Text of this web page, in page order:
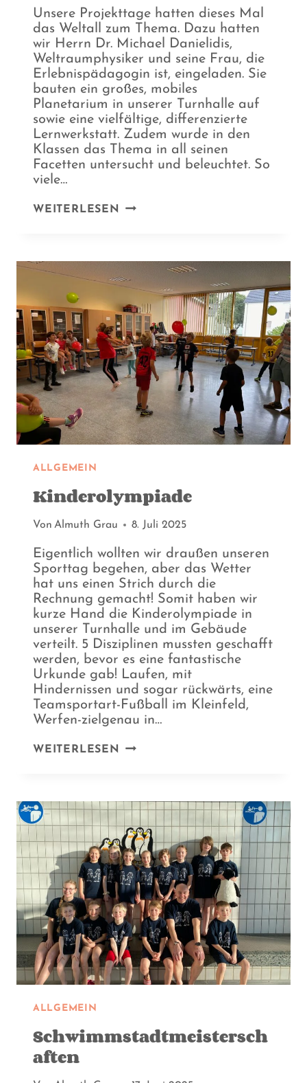
Unsere Projekttage hatten dieses Mal
das Weltall zum Thema. Dazu hatten
wir Herrn Dr. Michael Danielidis,
Weltraumphysiker und seine Frau, die
Erlebnispädagogin ist, eingeladen. Sie
bauten ein großes, mobiles
Planetarium in unserer Turnhalle auf
sowie eine vielfältige, differenzierte
Lernwerkstatt. Zudem wurde in den
Klassen das Thema in all seinen
Facetten untersucht und beleuchtet. So
viele…
WEITERLESEN WELTRAUM
ALLGEMEIN
Kinderolympiade
Von Almuth Grau 8. Juli 2025
Eigentlich wollten wir draußen unseren
Sporttag begehen, aber das Wetter
hat uns einen Strich durch die
Rechnung gemacht! Somit haben wir
kurze Hand die Kinderolympiade in
unserer Turnhalle und im Gebäude
verteilt. 5 Disziplinen mussten geschafft
werden, bevor es eine fantastische
Urkunde gab! Laufen, mit
Hindernissen und sogar rückwärts, eine
Teamsportart-Fußball im Kleinfeld,
Werfen-zielgenau in…
WEITERLESEN KINDEROLYMPIADE
ALLGEMEIN
Schwimmstadtmeistersch
aften